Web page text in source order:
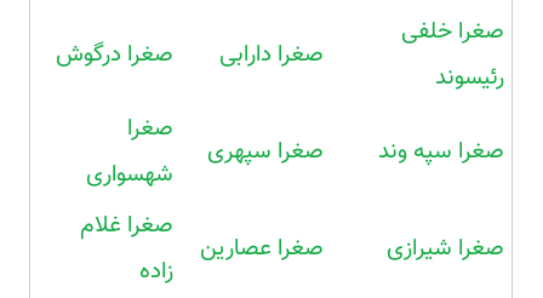
صغرا خلفی
رئیسوند
صغرا دارابی صغرا درگوش
صغرا سپه وند صغرا سپهری
صغرا
شهسواری
صغرا شیرازی صغرا عصارین
صغرا غلام
زاده